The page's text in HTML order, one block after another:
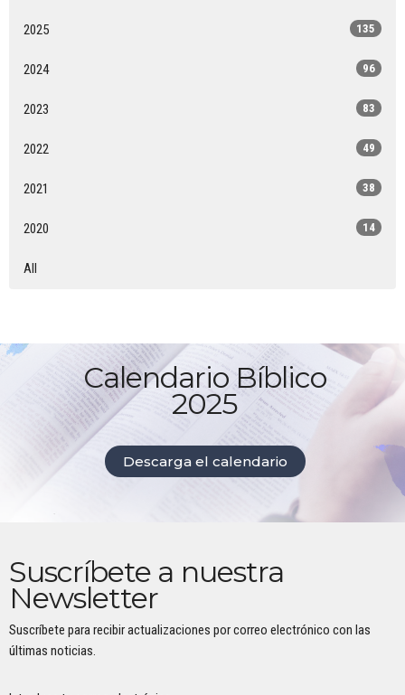
2025 135
2024 96
2023 83
2022 49
2021 38
2020 14
All
Calendario Bíblico
2025
Descarga el calendario
Suscríbete a nuestra
Newsletter
Suscríbete para recibir actualizaciones por correo electrónico con las
últimas noticias.